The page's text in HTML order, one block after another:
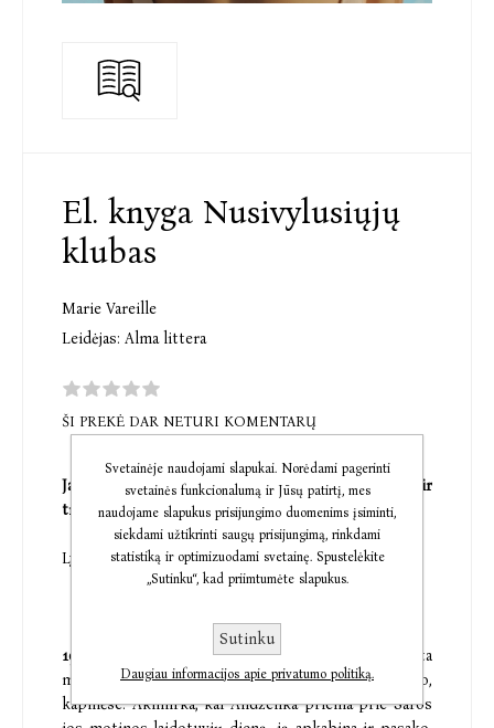
El. knyga Nusivylusiųjų
klubas
Marie Vareille
Leidėjas: Alma littera
ŠI PREKĖ DAR NETURI KOMENTARŲ
Jaudinantis romanas, kupinas paslapčių ir
triumfuojančios draugystės.“
Lyonfemmes.fr
1992-ieji.
Septynmetės Sara ir Andželika susipažįsta
mažo miestelio, įsikūrusio netoli Lamanšo sąsiaurio,
kapinėse. Akimirka, kai Andželika prieina prie Saros
Svetainėje naudojami slapukai. Norėdami pagerinti
svetainės funkcionalumą ir Jūsų patirtį, mes
naudojame slapukus prisijungimo duomenims įsiminti,
siekdami užtikrinti saugų prisijungimą, rinkdami
statistiką ir optimizuodami svetainę. Spustelėkite
„Sutinku“, kad priimtumėte slapukus.
Sutinku
Daugiau informacijos apie privatumo politiką.